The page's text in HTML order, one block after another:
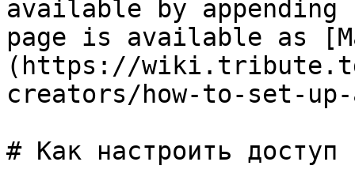
available by
page is available as
(https://
creators/how-to-set-up-
# Как настроить доступ